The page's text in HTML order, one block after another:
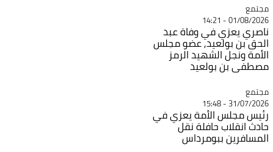
Catégorie
مجتمع
01/08/2026 - 14:21
ناصري يعزي في وفاة عبد
الحق بن بولعيد, عضو مجلس
الأمة ونجل الشهيد الرمز
مصطفى بن بولعيد
Catégorie
مجتمع
31/07/2026 - 15:48
رئيس مجلس الأمة يعزي في
حادث انقلاب حافلة نقل
المسافرين ببومرداس